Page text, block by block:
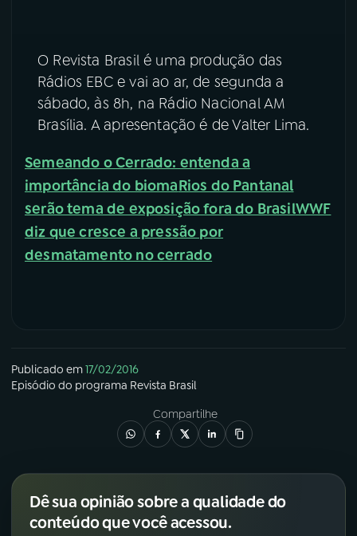
O Revista Brasil é uma produção das
Rádios EBC e vai ao ar, de segunda a
sábado, às 8h, na Rádio Nacional AM
Brasília. A apresentação é de Valter Lima.
Semeando o Cerrado: entenda a
importância do biomaRios do Pantanal
serão tema de exposição fora do BrasilWWF
diz que cresce a pressão por
desmatamento no cerrado
Publicado em17/02/2016
Episódio do programa Revista Brasil
Compartilhe
Dê sua opinião sobre a qualidade do
conteúdo que você acessou.